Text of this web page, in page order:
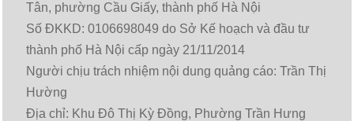
Tân, phường Cầu Giấy, thành phố Hà Nội
Số ĐKKD: 0106698049 do Sở Kế hoạch và đầu tư
thành phố Hà Nội cấp ngày 21/11/2014
Người chịu trách nhiệm nội dung quảng cáo: Trần Thị
Hường
Địa chỉ: Khu Đô Thị Kỳ Đồng, Phường Trần Hưng